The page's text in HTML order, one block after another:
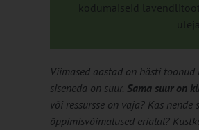
kodumaiseid
Viimased aastad on hästi
siseneda on suur. Sama suur on
või ressursse on vaja? Kas
õppimisvõimalused erialal?